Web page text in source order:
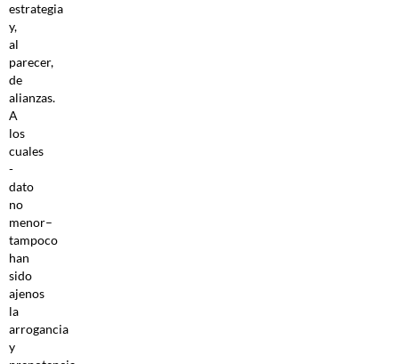
estrategia
y,
al
parecer,
de
alianzas.
A
los
cuales
-
dato
no
menor–
tampoco
han
sido
ajenos
la
arrogancia
y